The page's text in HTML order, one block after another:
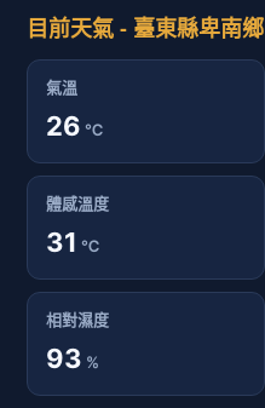
目前天氣 - 臺東縣卑南鄉
氣溫
26 ℃
體感溫度
31 ℃
相對濕度
93 %